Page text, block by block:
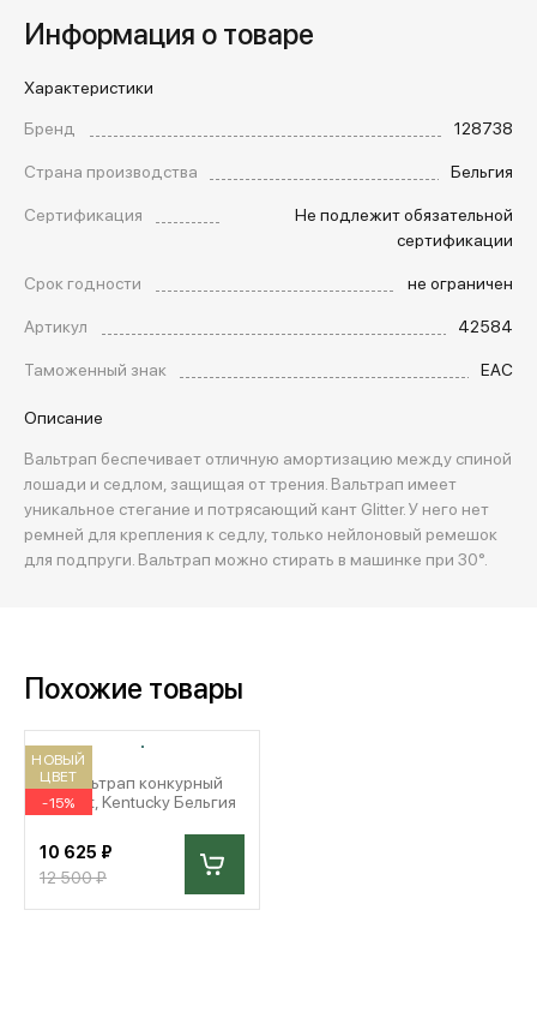
Информация о товаре
Характеристики
Бренд
128738
Страна производства
Бельгия
Сертификация
Не подлежит обязательной
сертификации
Срок годности
не ограничен
Артикул
42584
Таможенный знак
EAC
Описание
Вальтрап беспечивает отличную амортизацию между спиной
лошади и седлом, защищая от трения. Вальтрап имеет
уникальное стегание и потрясающий кант Glitter. У него нет
ремней для крепления к седлу, только нейлоновый ремешок
для подпруги. Вальтрап можно стирать в машинке при 30°.
Похожие товары
НОВЫЙ
ЦВЕТ
-15%
Вальтрап конкурный
Velvet, Kentucky Бельгия
10 625 ₽
12 500 ₽